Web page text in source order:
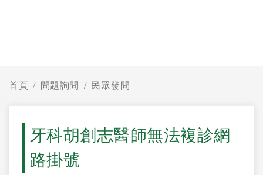
首頁 問題詢問 民眾發問
牙科胡創志醫師無法複診網
路掛號